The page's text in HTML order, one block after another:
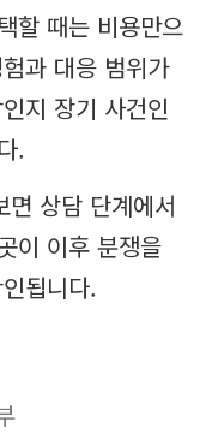
할 때는 비용만으
과 대응 범위가
지 장기 사건인
.
면 상담 단계에서
이 이후 분쟁을
됩니다.